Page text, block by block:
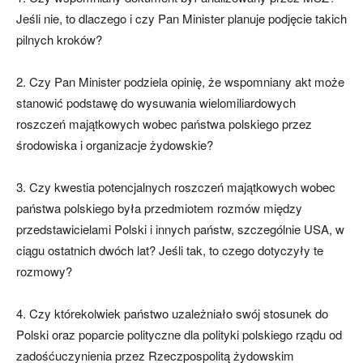
Jeśli nie, to dlaczego i czy Pan Minister planuje podjęcie takich
pilnych kroków?
2. Czy Pan Minister podziela opinię, że wspomniany akt może
stanowić podstawę do wysuwania wielomiliardowych
roszczeń majątkowych wobec państwa polskiego przez
środowiska i organizacje żydowskie?
3. Czy kwestia potencjalnych roszczeń majątkowych wobec
państwa polskiego była przedmiotem rozmów między
przedstawicielami Polski i innych państw, szczególnie USA, w
ciągu ostatnich dwóch lat? Jeśli tak, to czego dotyczyły te
rozmowy?
4. Czy którekolwiek państwo uzależniało swój stosunek do
Polski oraz poparcie polityczne dla polityki polskiego rządu od
zadośćuczynienia przez Rzeczpospolitą żydowskim